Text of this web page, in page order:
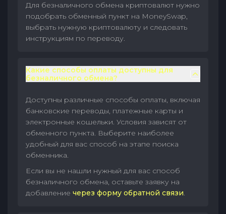
Для безналичного обмена криптовалют нужно
подобрать обменный пункт на MoneySwap,
выбрать нужную криптовалюту и следовать
инструкциям по переводу.
Какие способы оплаты доступны для
безналичного обмена?
Доступны различные способы оплаты, включая
банковские переводы, платежные карты и
электронные кошельки. Условия зависят от
обменного пункта. Выберите наиболее
удобный для вас способ на этапе поиска
обменника.
Если вы не нашли нужный для вас способ
безналичного обмена, оставьте заявку на
добавление через форму обратной связи.